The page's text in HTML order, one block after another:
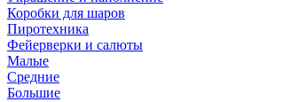
Коробки для шаров
Пиротехника
Фейерверки и салюты
Малые
Средние
Большие